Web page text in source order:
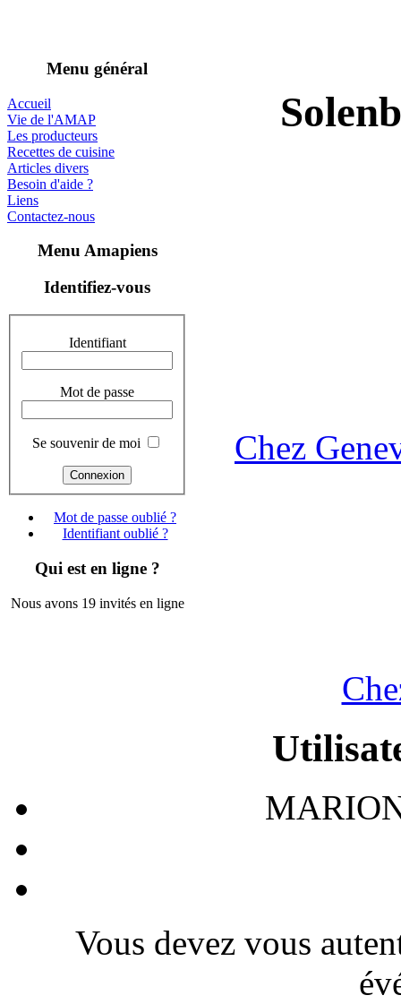
Menu général
Accueil
Vie de l'AMAP
Les producteurs
Recettes de cuisine
Articles divers
Besoin d'aide ?
Liens
Contactez-nous
Menu Amapiens
Identifiez-vous
Identifiant
Mot de passe
Se souvenir de moi
Mot de passe oublié ?
Identifiant oublié ?
Qui est en ligne ?
Nous avons 19 invités en ligne
Chez
Vous devez vous